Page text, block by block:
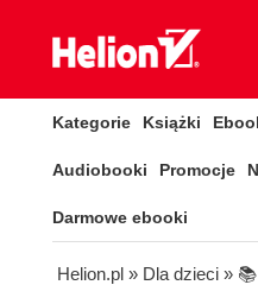
Kategorie Książki
Audiobooki Promocje
Darmowe ebooki
Helion.pl » Dla dzieci »